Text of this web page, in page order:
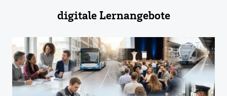
digitale Lernangebote